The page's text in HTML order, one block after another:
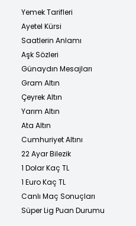
Yemek Tarifleri
Ayetel Kürsi
Saatlerin Anlamı
Aşk Sözleri
Günaydın Mesajları
Gram Altın
Çeyrek Altın
Yarım Altın
Ata Altın
Cumhuriyet Altını
22 Ayar Bilezik
1 Dolar Kaç TL
1 Euro Kaç TL
Canlı Maç Sonuçları
Süper Lig Puan Durumu